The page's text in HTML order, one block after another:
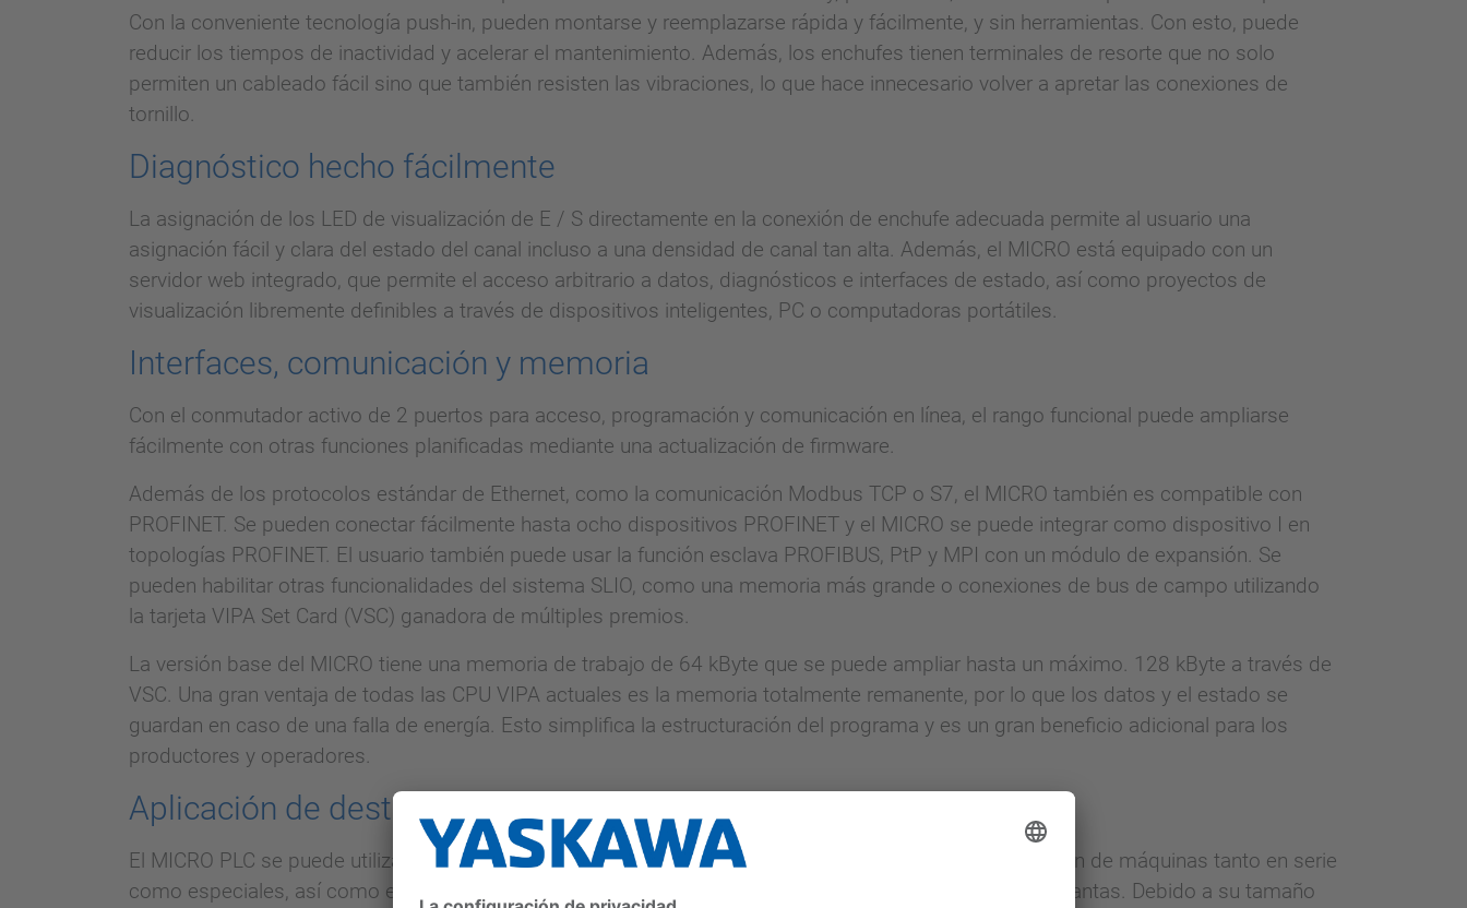
Con la conveniente tecnología push-in, pueden montarse y reemplazarse rápida y fácilmente, y sin herramientas. Con esto, puede
reducir los tiempos de inactividad y acelerar el mantenimiento. Además, los enchufes tienen terminales de resorte que no solo
permiten un cableado fácil sino que también resisten las vibraciones, lo que hace innecesario volver a apretar las conexiones de
tornillo.
Diagnóstico hecho fácilmente
La asignación de los LED de visualización de E / S directamente en la conexión de enchufe adecuada permite al usuario una
asignación fácil y clara del estado del canal incluso a una densidad de canal tan alta. Además, el MICRO está equipado con un
servidor web integrado, que permite el acceso arbitrario a datos, diagnósticos e interfaces de estado, así como proyectos de
visualización libremente definibles a través de dispositivos inteligentes, PC o computadoras portátiles.
Interfaces, comunicación y memoria
Con el conmutador activo de 2 puertos para acceso, programación y comunicación en línea, el rango funcional puede ampliarse
fácilmente con otras funciones planificadas mediante una actualización de firmware.
Además de los protocolos estándar de Ethernet, como la comunicación Modbus TCP o S7, el MICRO también es compatible con
PROFINET. Se pueden conectar fácilmente hasta ocho dispositivos PROFINET y el MICRO se puede integrar como dispositivo I en
topologías PROFINET. El usuario también puede usar la función esclava PROFIBUS, PtP y MPI con un módulo de expansión. Se
pueden habilitar otras funcionalidades del sistema SLIO, como una memoria más grande o conexiones de bus de campo utilizando
la tarjeta VIPA Set Card (VSC) ganadora de múltiples premios.
La versión base del MICRO tiene una memoria de trabajo de 64 kByte que se puede ampliar hasta un máximo. 128 kByte a través de
VSC. Una gran ventaja de todas las CPU VIPA actuales es la memoria totalmente remanente, por lo que los datos y el estado se
guardan en caso de una falla de energía. Esto simplifica la estructuración del programa y es un gran beneficio adicional para los
productores y operadores.
Aplicación de destino
El MICRO PLC se puede utilizar como microcontrolador pequeño o de alto rendimiento en la construcción de máquinas tanto en serie
como especiales, así como en el control central o descentralizado en el campo de la construcción de plantas. Debido a su tamaño